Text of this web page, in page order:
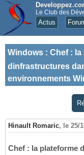
Le Club des
Actus
Windows : Chef : la
dinfrastructures
environnements
Hinault Romaric, le 25/
Chef : la plateforme